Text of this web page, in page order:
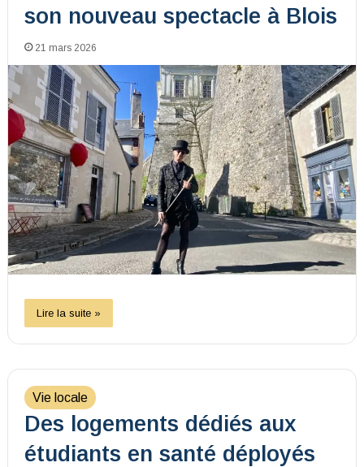
son nouveau spectacle à Blois
21 mars 2026
Lire la suite »
Vie locale
Des logements dédiés aux
étudiants en santé déployés